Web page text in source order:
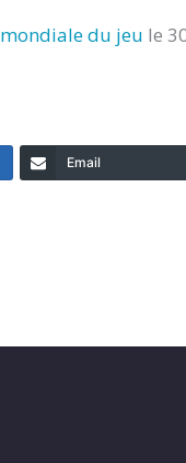
mondialedu jeu le
Email